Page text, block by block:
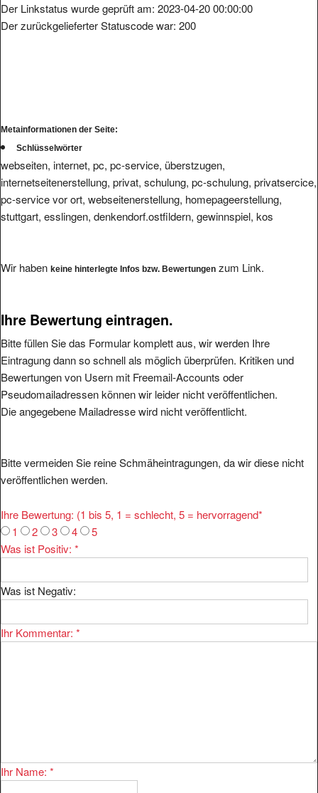
Der Linkstatus wurde geprüft am: 2023-04-20 00:00:00
Der zurückgelieferter Statuscode war: 200
Metainformationen der Seite:
Schlüsselwörter
webseiten, internet, pc, pc-service, überstzugen,
internetseitenerstellung, privat, schulung, pc-schulung, privatsercice,
pc-service vor ort, webseitenerstellung, homepageerstellung,
stuttgart, esslingen, denkendorf.ostfildern, gewinnspiel, kos
Wir haben keine hinterlegte Infos bzw. Bewertungen zum Link.
Ihre Bewertung eintragen.
Bitte füllen Sie das Formular komplett aus, wir werden Ihre
Eintragung dann so schnell als möglich überprüfen. Kritiken und
Bewertungen von Usern mit Freemail-Accounts oder
Pseudomailadressen können wir leider nicht veröffentlichen.
Die angegebene Mailadresse wird nicht veröffentlicht.
Bitte vermeiden Sie reine Schmäheintragungen, da wir diese nicht
veröffentlichen werden.
Ihre Bewertung: (1 bis 5, 1 = schlecht, 5 = hervorragend*
1
2 3 4
5
Was ist Positiv: *
Was ist Negativ:
Ihr Kommentar: *
Ihr Name: *